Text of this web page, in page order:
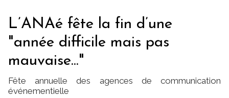
L’ANAé fête la fin d’une
"année difficile mais pas
mauvaise..."
Fête annuelle des agences de communication
événementielle